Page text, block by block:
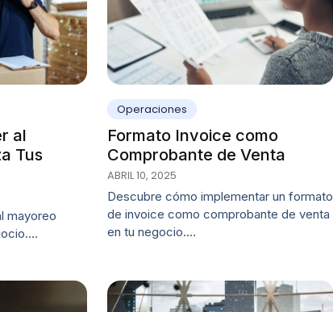
al
Tus
mayoreo
Operaciones
Formato Invoice como
Comprobante de Venta
ABRIL 10, 2025
Descubre cómo implementar un formato
de invoice como comprobante de venta
en tu negocio.…